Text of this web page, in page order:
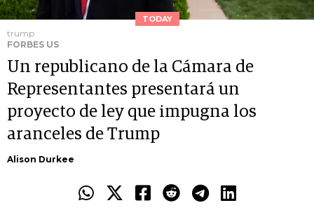
TODAY
trump
FORBES US
Un republicano de la Cámara de
Representantes presentará un
proyecto de ley que impugna los
aranceles de Trump
Alison Durkee